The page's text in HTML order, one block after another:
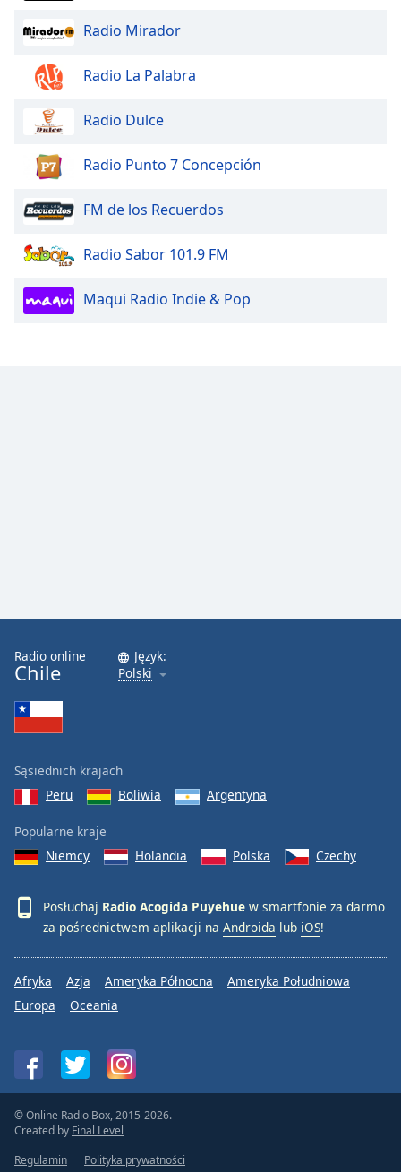
Radio Mirador
Radio La Palabra
Radio Dulce
Radio Punto 7 Concepción
FM de los Recuerdos
Radio Sabor 101.9 FM
Maqui Radio Indie & Pop
Radio online
Chile
Język:
Polski
Sąsiednich krajach
Peru
Boliwia Argentyna
Popularne kraje
Niemcy
Holandia Polska Czechy
Posłuchaj Radio Acogida Puyehue w smartfonie za darmo
za pośrednictwem aplikacji na Androida lub iOS!
Afryka Azja Ameryka Północna
Ameryka Południowa
Europa
Oceania
© Online Radio Box, 2015-2026.
Created by Final Level
Regulamin
Polityka prywatności